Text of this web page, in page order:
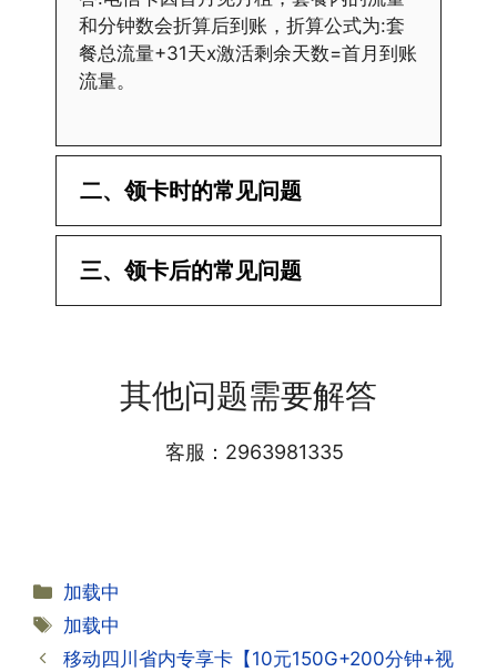
和分钟数会折算后到账，折算公式为:套
餐总流量+31天x激活剩余天数=首月到账
流量。
二、领卡时的常见问题
·1.已经操作激活了怎么没有网?还不能使
用呢?
详细套餐，这就说明已激活成功!耗时一
早上才可以进行人工审核;快递激活的基
·2.激活成功了，我怎么查套餐呢?
答:下载对应运营商的官方手机营业厅
APP,进行登录绑定，登录后可以在主页
三、领卡后的常见问题
小哥处参加活动充值，后续充值就是任意
业厅都可以;
信大部分都没有合约期，每一个卡的产品
资料都有详细的注销流程和注意事项;
其他问题需要解答
客服：2963981335
分
类
加载中
标
签
加载中
移动四川省内专享卡【10元150G+200分钟+视